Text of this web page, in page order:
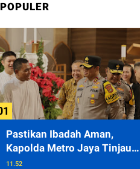
POPULER
Pastikan Ibadah Aman,
Kapolda Metro Jaya Tinjau
Pengamanan Gereja di Kelapa
11.52